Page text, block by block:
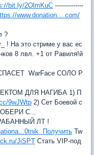
bit.ly/2OlmKuC --------------
www.donation....com/
?
! На это стриме у вас ес
8 лвл. +1 от Равиля!й
WarFace СОЛО Р
ДЛЯ НАГИБА 1) П
9wJWtp 2) Сет Боевой с
С...
ЛТ !
Получить Tw
JiSPT Стать VIP-под